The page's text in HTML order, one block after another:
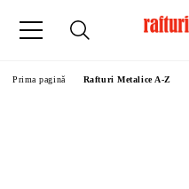
Prima pagină Rafturi Metalice A-Z